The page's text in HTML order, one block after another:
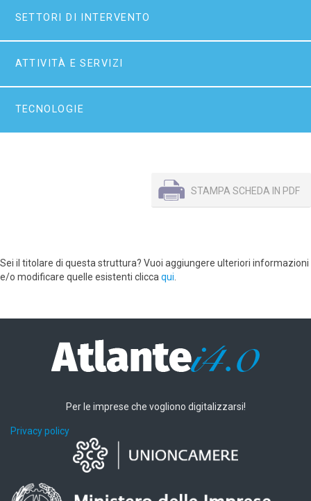
SETTORI DI INTERVENTO
ATTIVITÀ E SERVIZI
TECNOLOGIE
STAMPA SCHEDA IN PDF
Sei il titolare di questa struttura? Vuoi aggiungere ulteriori informazioni
e/o modificare quelle esistenti clicca qui
Per le imprese che vogliono digitalizzarsi!
Privacy policy